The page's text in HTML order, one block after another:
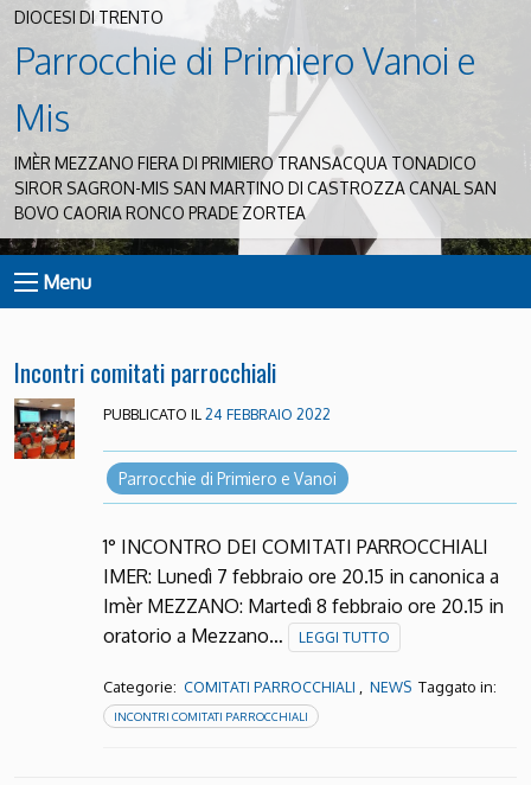
DIOCESI DI TRENTO
Parrocchie di Primiero Vanoi e
Mis
IMÈR MEZZANO FIERA DI PRIMIERO TRANSACQUA TONADICO
SIROR SAGRON-MIS SAN MARTINO DI CASTROZZA CANAL SAN
BOVO CAORIA RONCO PRADE ZORTEA
Menu
Incontri comitati parrocchiali
PUBBLICATO IL 24 FEBBRAIO 2022
Parrocchie di Primiero e Vanoi
1° INCONTRO DEI COMITATI PARROCCHIALI
IMER: Lunedì 7 febbraio ore 20.15 in canonica a
Imèr MEZZANO: Martedì 8 febbraio ore 20.15 in
oratorio a Mezzano…
LEGGI TUTTO
Categorie: COMITATI PARROCCHIALI , NEWS Taggato in:
INCONTRI COMITATI PARROCCHIALI